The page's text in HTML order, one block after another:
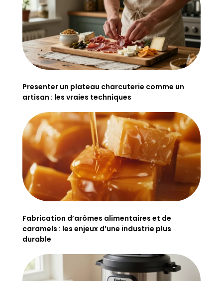
Presenter un plateau charcuterie comme un
artisan : les vraies techniques
Fabrication d’arômes alimentaires et de
caramels : les enjeux d’une industrie plus
durable